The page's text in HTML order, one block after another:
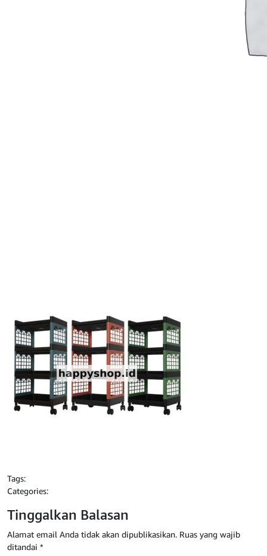
Tags:
Categories:
Tinggalkan Balasan
Alamat email Anda tidak akan dipublikasikan. Ruas yang wajib
ditandai *